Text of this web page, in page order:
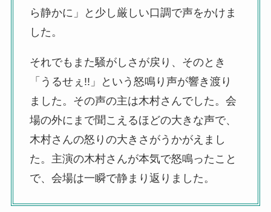
ら静かに」と少し厳しい口調で声をかけま
した。
それでもまた騒がしさが戻り、そのとき
「うるせぇ!!」という怒鳴り声が響き渡り
ました。その声の主は木村さんでした。会
場の外にまで聞こえるほどの大きな声で、
木村さんの怒りの大きさがうかがえまし
た。主演の木村さんが本気で怒鳴ったこと
で、会場は一瞬で静まり返りました。